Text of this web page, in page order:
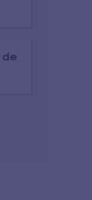
de